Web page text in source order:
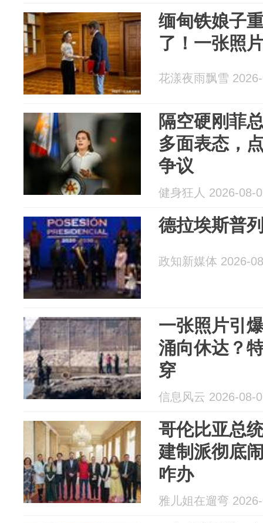
缅甸铁娘子
了！一张照
花漾夜雨飘雪
隔空硬刚菲
多面表态，
争议
健身狂人 2026-08-
德拉埃斯普
政知新媒体 2026-
一张照片引
涌向休达？
穿
信息风云 2026-08-
哥伦比亚总
建制派彻底
咋办
雅儿姐在遛弯